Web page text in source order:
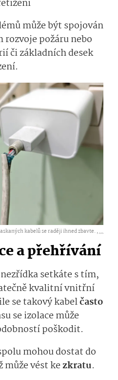
může být spojován
rozvoje požáru nebo
či základních desek
kabelů se raději ihned zbavte. ,...
a přehřívání
setkáte s tím,
kvalitní vnitřní
se takový kabelčasto
se izolace může
poškodit.
mohou dostat do
může vést kezkratu.